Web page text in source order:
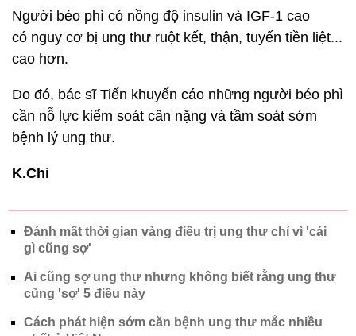
Người béo phì có nồng độ insulin và IGF-1 cao
có nguy cơ bị ung thư ruột kết, thận, tuyến tiền liệt...
cao hơn.
Do đó, bác sĩ Tiến khuyến cáo những người béo phì
cần nỗ lực kiểm soát cân nặng và tầm soát sớm
bệnh lý ung thư.
K.Chi
Đánh mất thời gian vàng điều trị ung thư chỉ vì 'cái
gì cũng sợ'
Ai cũng sợ ung thư nhưng không biết rằng ung thư
cũng 'sợ' 5 điều này
Cách phát hiện sớm căn bệnh ung thư mắc nhiều